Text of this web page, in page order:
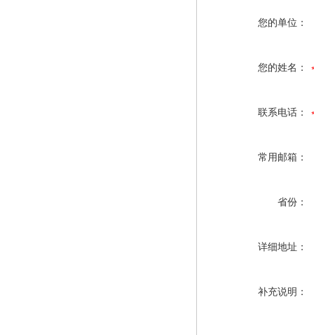
您的单位：
您的姓名：
联系电话：
常用邮箱：
省份：
详细地址：
补充说明：